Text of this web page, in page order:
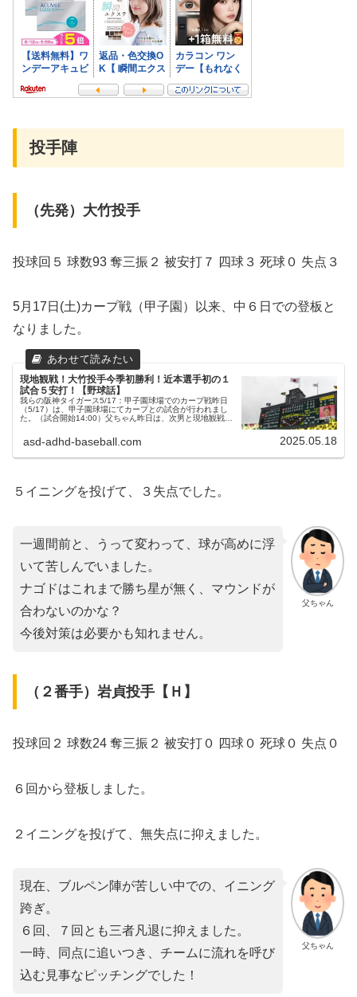
投手陣
（先発）大竹投手
投球回５ 球数93 奪三振２ 被安打７ 四球３ 死球０ 失点３
5月17日(土)カープ戦（甲子園）以来、中６日での登板と
なりました。
現地観戦！大竹投手今季初勝利！近本選手初の１
試合５安打！【野球話】
我らの阪神タイガース5/17：甲子園球場でのカープ戦昨日
（5/17）は、甲子園球場にてカープとの試合が行われまし
た。（試合開始14:00）父ちゃん昨日は、次男と現地観戦で
asd-adhd-baseball.com 2025.05.18
５イニングを投げて、３失点でした。
父ちゃん
一週間前と、うって変わって、球が高めに浮
いて苦しんでいました。
ナゴドはこれまで勝ち星が無く、マウンドが
合わないのかな？
今後対策は必要かも知れません。
（２番手）岩貞投手【Ｈ】
投球回２ 球数24 奪三振２ 被安打０ 四球０ 死球０ 失点０
６回から登板しました。
２イニングを投げて、無失点に抑えました。
父ちゃん
現在、ブルペン陣が苦しい中での、イニング
跨ぎ。
６回、７回とも三者凡退に抑えました。
一時、同点に追いつき、チームに流れを呼び
込む見事なピッチングでした！